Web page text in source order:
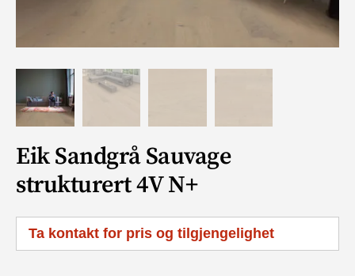
Eik Sandgrå Sauvage
strukturert 4V N+
Ta kontakt for pris og tilgjengelighet